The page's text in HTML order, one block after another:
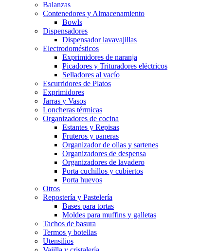
Balanzas
Contenedores y Almacenamiento
Bowls
Dispensadores
Dispensador lavavajillas
Electrodomésticos
Exprimidores de naranja
Picadores y Trituradores eléctricos
Selladores al vacío
Escurridores de Platos
Exprimidores
Jarras y Vasos
Loncheras térmicas
Organizadores de cocina
Estantes y Repisas
Fruteros y paneras
Organizador de ollas y sartenes
Organizadores de despensa
Organizadores de lavadero
Porta cuchillos y cubiertos
Porta huevos
Otros
Repostería y Pastelería
Bases para tortas
Moldes para muffins y galletas
Tachos de basura
Termos y botellas
Utensilios